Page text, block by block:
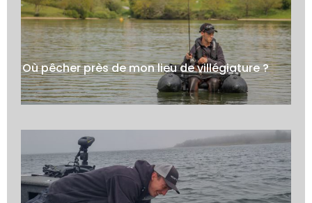
Où pêcher près de mon lieu de villégiature ?